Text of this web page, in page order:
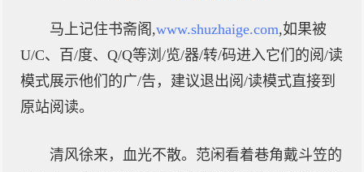
马上记住书斋阁,www.shuzhaige.com,如果被
U/C、百/度、Q/Q等浏/览/器/转/码进入它们的阅/读
模式展示他们的广/告，建议退出阅/读模式直接到
原站阅读。
清风徐来，血光不散。范闲看着巷角戴斗笠的